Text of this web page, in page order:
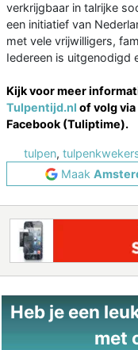
verkrijgbaar in talrijke
een initiatief van
met vele vrijwilligers,
Iedereen is uitgenodigd
Kijk voor meer
Tulpentijd.nl of volg
Facebook (Tuliptime).
tulpen,
Maak
Heb je een
met